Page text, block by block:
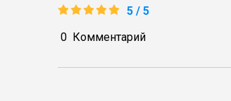
5 / 5
0 Комментарий